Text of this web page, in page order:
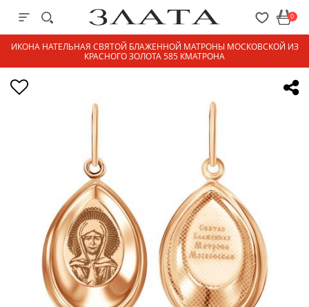
0
ИКОНА НАТЕЛЬНАЯ СВЯТОЙ БЛАЖЕННОЙ МАТРОНЫ МОСКОВСКОЙ ИЗ
КРАСНОГО ЗОЛОТА 585 КМАТРОНА